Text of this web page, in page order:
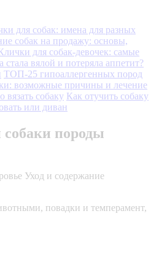
для собак: имена для разных
собак на продажу: основы,
для собак-девочек: самые
стала вялой и потеряла аппетит?
ТОП-25 гипоаллергенных пород
возможные причины и лечение
вязать собаку Как отучить собаку
или диван
породы
Уход и содержание
повадки и темперамент,